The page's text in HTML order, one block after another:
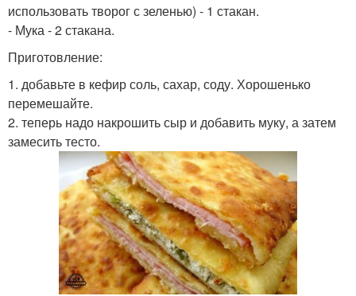
использовать творог с зеленью) - 1 стакан.
- Мука - 2 стакана.
Приготовление:
1. добавьте в кефир соль, сахар, соду. Хорошенько
перемешайте.
2. теперь надо накрошить сыр и добавить муку, а затем
замесить тесто.